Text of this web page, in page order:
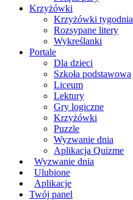
Krzyżówki
Krzyżówki tygodnia
Rozsypane litery
Wykreślanki
Portale
Dla dzieci
Szkoła podstawowa
Liceum
Lektury
Gry logiczne
Krzyżówki
Puzzle
Wyzwanie dnia
Aplikacja Quizme
Wyzwanie dnia
Ulubione
Aplikacje
Twój panel